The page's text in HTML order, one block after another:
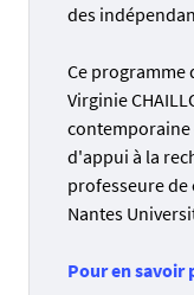
des
Ce programme
Virginie
contemporaine
d'appui à la
professeure
Nantes
Pour en savoir